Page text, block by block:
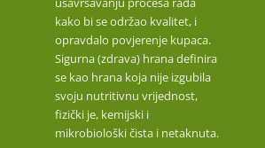
kako bi se održao kvalitet, i
opravdalo povjerenje kupaca.
Sigurna (zdrava) hrana definira
se kao hrana koja nije izgubila
svoju nutritivnu vrijednost,
fizički je, kemijski i
mikrobiološki čista i netaknuta.